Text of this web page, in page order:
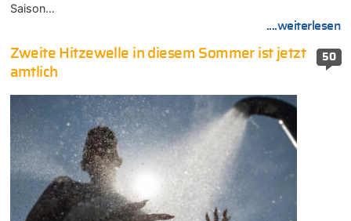
Saison…
....weiterlesen
50
Zweite Hitzewelle in diesem Sommer ist jetzt
amtlich